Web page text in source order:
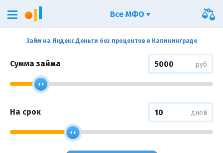
Займ на Яндекс.Деньги без процентов в Калининграде
Сумма займа руб
На срок дней
Все МФО